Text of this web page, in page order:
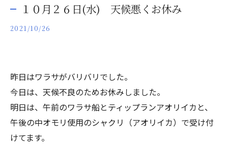
１０月２６日(水) 天候悪くお休み
2021/10/26
昨日はワラサがバリバリでした。
今日は、天候不良のためお休みしました。
明日は、午前のワラサ船とティップランアオリイカと、
午後の中オモリ使用のシャクリ（アオリイカ）で受け付
けてます。